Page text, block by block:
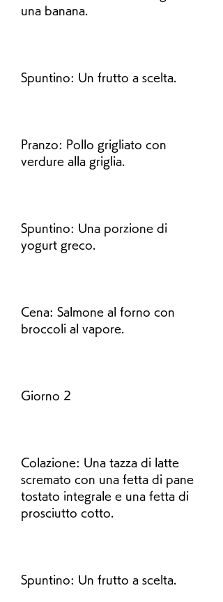
una banana.
Spuntino: Un frutto a scelta.
Pranzo: Pollo grigliato con
verdure alla griglia.
Spuntino: Una porzione di
yogurt greco.
Cena: Salmone al forno con
broccoli al vapore.
Giorno 2
Colazione: Una tazza di latte
scremato con una fetta di pane
tostato integrale e una fetta di
prosciutto cotto.
Spuntino: Un frutto a scelta.